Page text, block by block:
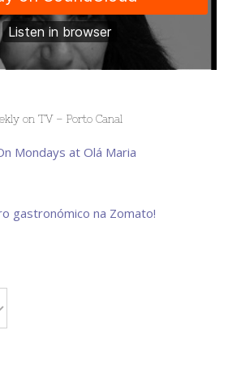
on TV – Porto Canal